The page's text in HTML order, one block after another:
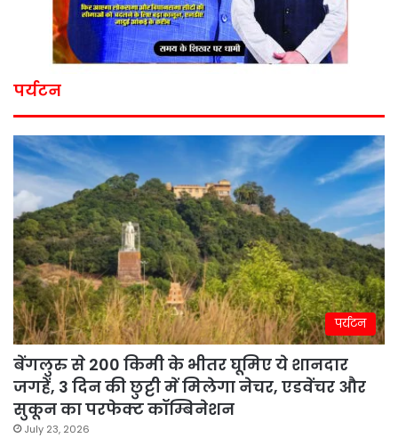
पर्यटन
पर्यटन
बेंगलुरु से 200 किमी के भीतर घूमिए ये शानदार
जगहें, 3 दिन की छुट्टी में मिलेगा नेचर, एडवेंचर और
सुकून का परफेक्ट कॉम्बिनेशन
July 23, 2026